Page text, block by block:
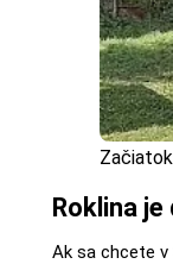
Roklina
Ak sa chcete v